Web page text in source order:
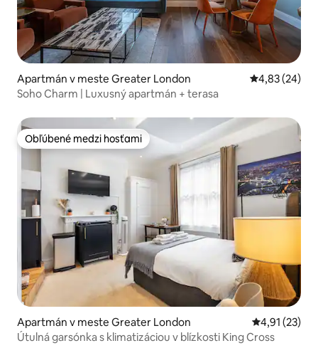
Apartmán v meste Greater London Priemerné
4,83 (24)
Soho Charm | Luxusný apartmán + terasa
Obľúbené medzi hosťami
Obľúbené medzi hosťami
Apartmán v meste Greater London Priemerné
4,91 (23)
Útulná garsónka s klimatizáciou v blízkosti King Cross